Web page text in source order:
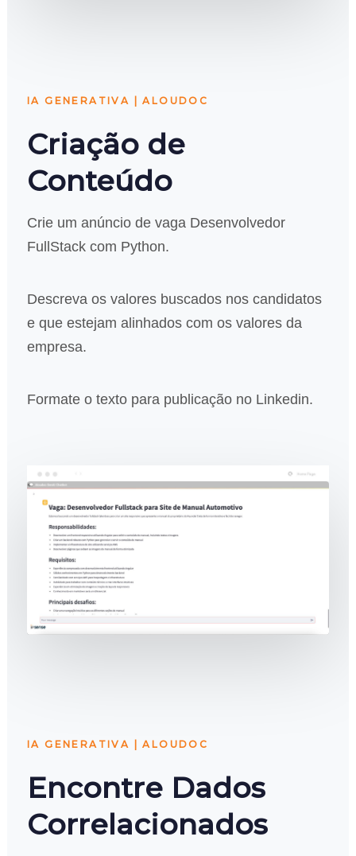
IA GENERATIVA | ALOUDOC
Criação de
Conteúdo
Crie um anúncio de vaga Desenvolvedor
FullStack com Python.
Descreva os valores buscados nos candidatos
e que estejam alinhados com os valores da
empresa.
Formate o texto para publicação no Linkedin.
IA GENERATIVA | ALOUDOC
Encontre Dados
Correlacionados